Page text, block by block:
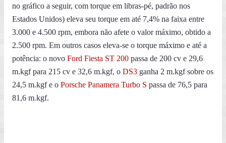
no gráfico a seguir, com torque em libras-pé, padrão nos
Estados Unidos) eleva seu torque em até 7,4% na faixa entre
3.000 e 4.500 rpm, embora não afete o valor máximo, obtido a
2.500 rpm. Em outros casos eleva-se o torque máximo e até a
potência: o novo Ford Fiesta ST 200 passa de 200 cv e 29,6
m.kgf para 215 cv e 32,6 m.kgf, o DS3 ganha 2 m.kgf sobre os
24,5 m.kgf e o Porsche Panamera Turbo S passa de 76,5 para
81,6 m.kgf.